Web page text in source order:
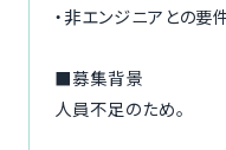
・非エンジニアとの要
■募集背景
人員不足のため。